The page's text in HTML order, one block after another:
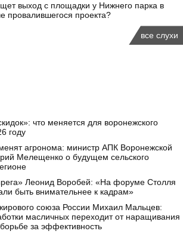
выход с площадки у Нижнего парка в
провалившегося проекта?
все слухи
что меняется для воронежского
году
агронома: министр АПК Воронежской
Мелещенко о будущем сельского
Леонид Воробей: «На форуме Столля
быть внимательнее к кадрам»
союза России Михаил Мальцев:
масличных переходит от наращивания
за эффективность